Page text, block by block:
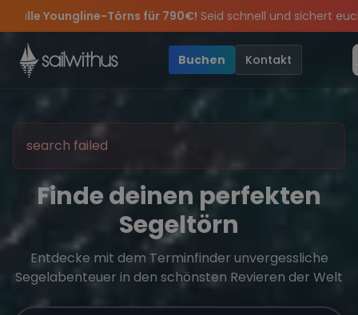
Skip to content
für 790€!Seid schnell und sichert euch die letzten Plätze.
•
Sichere Dir jetztDein Meilenbuch und Deine sailwithus-
Angebote mehr Sowie20€ Rabatt auf deinen ersten Törn!
feiern die Törns, die Crew und die besten Geschichten des
Buchen
Kontakt
search failed
Finde deinen perfekten
Segeltörn
Entdecke mit dem Terminfinder unvergessliche
Segelabenteuer in den schönsten Revieren der Welt